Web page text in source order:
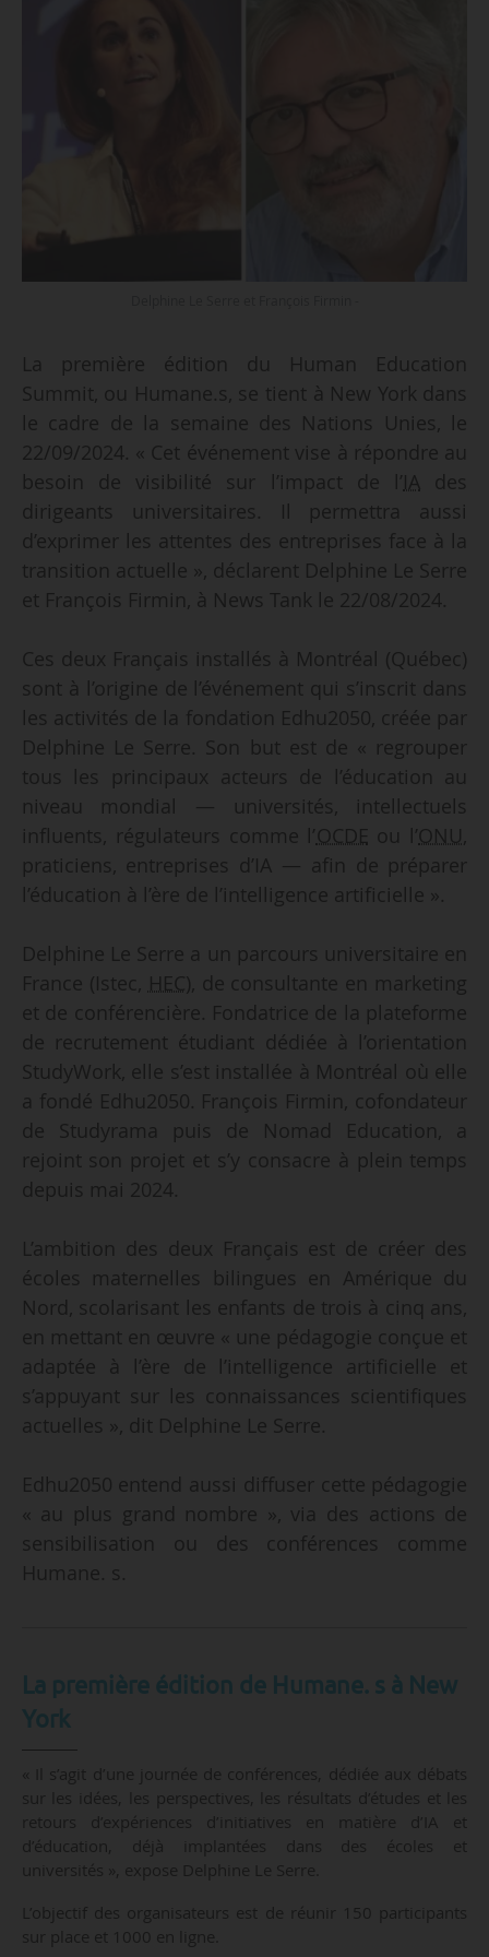
La première édition du Human Education
Summit, ou Humane.s, se tient à New York dans
le cadre de la semaine des Nations Unies, le
22/09/2024. « Cet événement vise à répondre au
besoin de visibilité sur l’impact de l’IA des
dirigeants universitaires. Il permettra aussi
d’exprimer les attentes des entreprises face à la
transition actuelle », déclarent Delphine Le Serre
et François Firmin, à News Tank le 22/08/2024.
Ces deux Français installés à Montréal (Québec)
sont à l’origine de l’événement qui s’inscrit dans
les activités de la fondation Edhu2050, créée par
Delphine Le Serre. Son but est de « regrouper
tous les principaux acteurs de l’éducation au
niveau mondial — universités, intellectuels
influents, régulateurs comme l’OCDE ou l’ONU,
praticiens, entreprises d’IA — afin de préparer
l’éducation à l’ère de l’intelligence artificielle ».
Delphine Le Serre a un parcours universitaire en
France (Istec, HEC ), de consultante en marketing
et de conférencière. Fondatrice de la plateforme
de recrutement étudiant dédiée à l’orientation
StudyWork, elle s’est installée à Montréal où elle
a fondé Edhu2050. François Firmin, cofondateur
de Studyrama puis de Nomad Education, a
rejoint son projet et s’y consacre à plein temps
depuis mai 2024.
L’ambition des deux Français est de créer des
écoles maternelles bilingues en Amérique du
Nord, scolarisant les enfants de trois à cinq ans,
en mettant en œuvre « une pédagogie conçue et
adaptée à l’ère de l’intelligence artificielle et
s’appuyant sur les connaissances scientifiques
actuelles », dit Delphine Le Serre.
Edhu2050 entend aussi diffuser cette pédagogie
« au plus grand nombre », via des actions de
sensibilisation ou des conférences comme
Humane. s.
La première édition de Humane. s à New
York
« Il s’agit d’une journée de conférences, dédiée aux débats
sur les idées, les perspectives, les résultats d’études et les
retours d’expériences d’initiatives en matière d’IA et
d’éducation, déjà implantées dans des écoles et
universités », expose Delphine Le Serre.
L’objectif des organisateurs est de réunir 150 participants
sur place et 1000 en ligne.